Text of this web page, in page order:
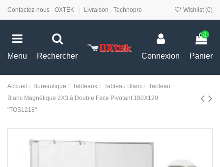
Contactez-nous - OXTEK Livraison - Technopro Wishlist (0)
Menu Rechercher Connexion
0
Panier
Accueil Bureautique Tableaux Tableau Blanc
Tableau
Blanc Magnétique 2X3 à Double Face Pivotant 180X120
"TOS1218"